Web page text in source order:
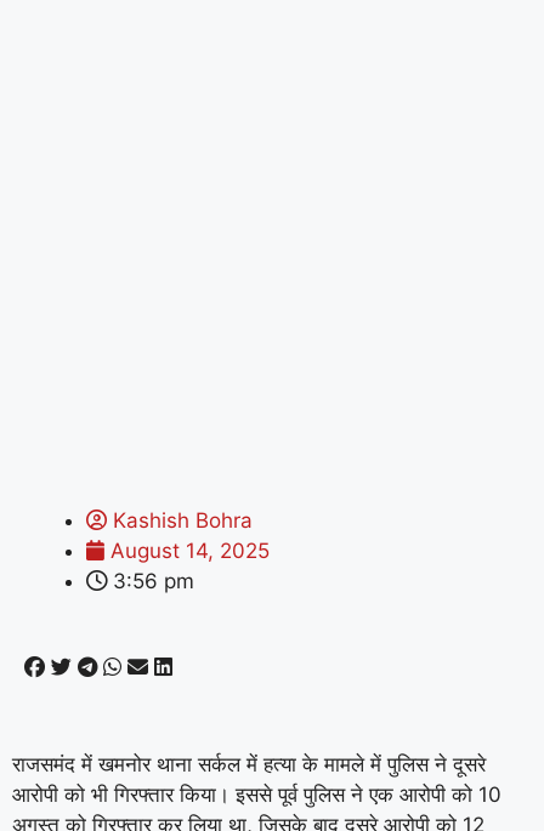
Kashish Bohra
August 14, 2025
3:56 pm
राजसमंद में खमनोर थाना सर्कल में हत्या के मामले में पुलिस ने दूसरे
आरोपी को भी गिरफ्तार किया। इससे पूर्व पुलिस ने एक आरोपी को 10
अगस्त को गिरफ्तार कर लिया था, जिसके बाद दूसरे आरोपी को 12